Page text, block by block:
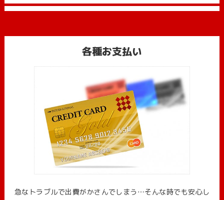
各種お支払い
急なトラブルで出費がかさんでしまう…そんな時でも安心し